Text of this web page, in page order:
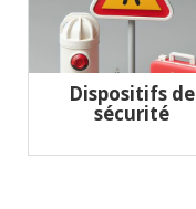
Dispositifs de
sécurité